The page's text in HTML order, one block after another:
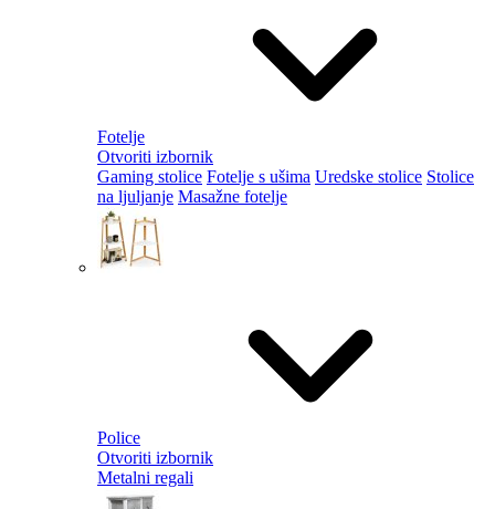
Fotelje
Otvoriti izbornik
Gaming stolice Fotelje s ušima Uredske stolice Stolice
na ljuljanje Masažne fotelje
Police
Otvoriti izbornik
Metalni regali